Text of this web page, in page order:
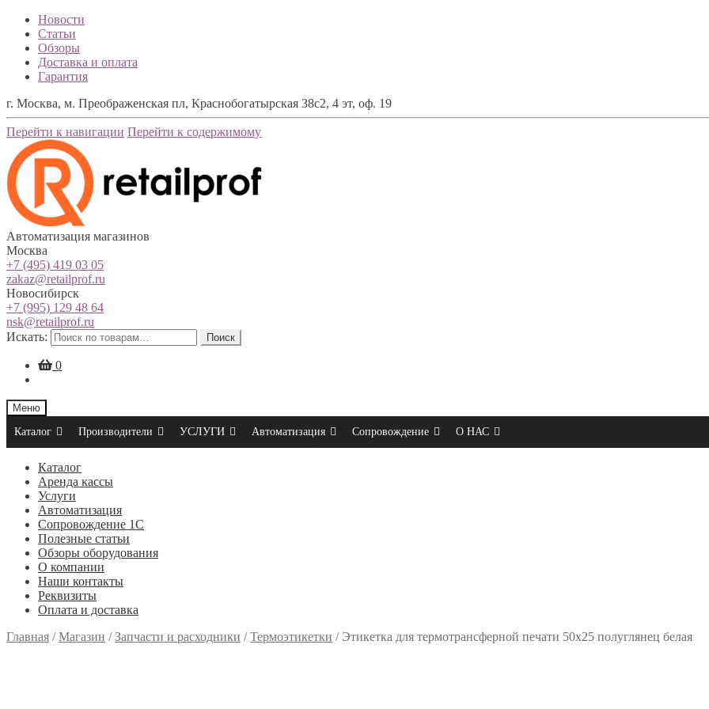
Новости
Статьи
Обзоры
Доставка и оплата
Гарантия
г. Москва, м. Преображенская пл, Краснобогатырская 38с2, 4 эт, оф. 19
Перейти к навигации Перейти к содержимому
Автоматизация магазинов
Москва
+7 (495) 419 03 05
zakaz@retailprof.ru
Новосибирск
+7 (995) 129 48 64
nsk@retailprof.ru
Искать:
Поиск
0
Меню
Каталог
Производители УСЛУГИ Автоматизация Сопровождение О НАС
Каталог
Аренда кассы
Услуги
Автоматизация
Сопровождение 1С
Полезные статьи
Обзоры оборудования
О компании
Наши контакты
Реквизиты
Оплата и доставка
Главная /Магазин /Запчасти и расходники /Термоэтикетки / Этикетка для термотрансферной печати 50х25 полуглянец белая